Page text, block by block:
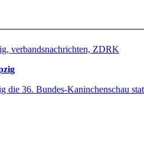
verbandsnachrichten, ZDRK
die 36. Bundes-Kaninchenschau